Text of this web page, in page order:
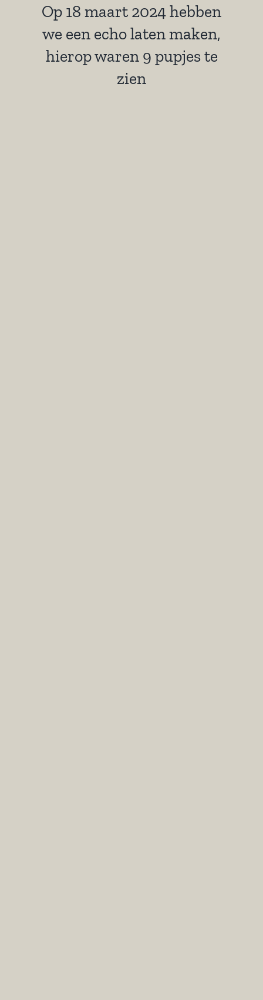
Op 18 maart 2024 hebben
we een echo laten maken,
hierop waren 9 pupjes te
zien